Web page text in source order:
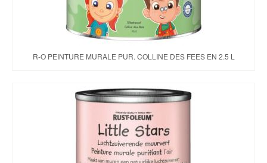
R-O PEINTURE MURALE PUR. COLLINE DES FEES EN 2.5 L